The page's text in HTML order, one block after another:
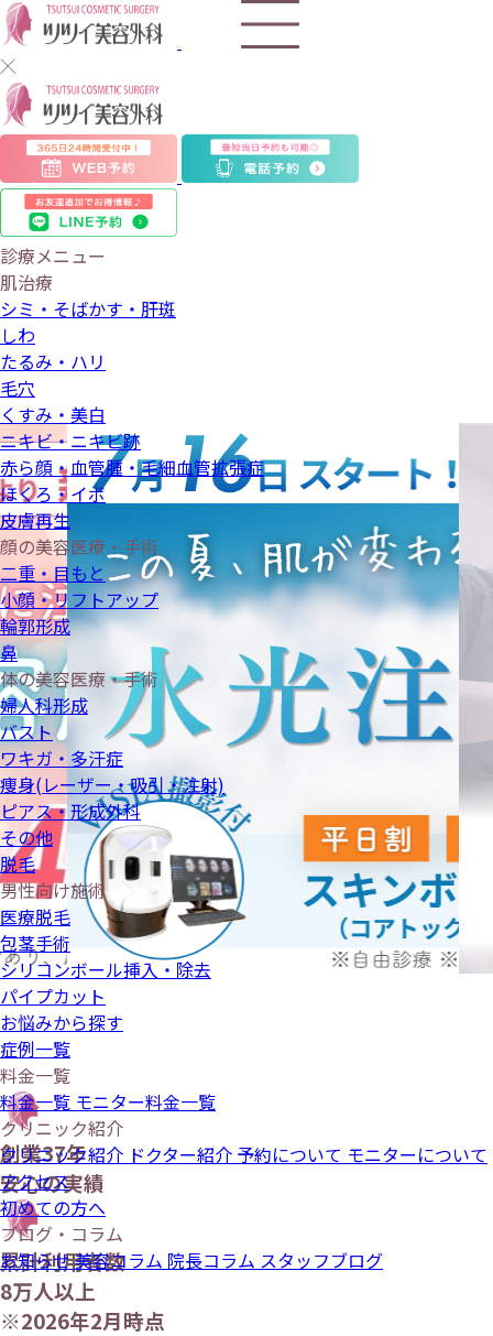
診療メニュー
肌治療
シミ・そばかす・肝斑
しわ
たるみ・ハリ
毛穴
くすみ・美白
ニキビ・ニキビ跡
赤ら顔・血管腫・毛細血管拡張症
ほくろ・イボ
皮膚再生
顔の美容医療・手術
二重・目もと
小顔・リフトアップ
輪郭形成
鼻
体の美容医療・手術
婦人科形成
バスト
ワキガ・多汗症
痩身(レーザー・吸引・注射)
ピアス・形成外科
その他
脱毛
男性向け施術
医療脱毛
包茎手術
シリコンボール挿入・除去
パイプカット
お悩みから探す
症例一覧
料金一覧
料金一覧 モニター料金一覧
クリニック紹介
クリニック紹介 ドクター紹介 予約について モニターについて
アクセス
初めての方へ
ブログ・コラム
お知らせ美容コラム 院長コラム スタッフブログ
ツ
ツ
イ
美
容
外
科
創業37年
安心の実績
累計利用者数
8万人以上
※2026年2月時点